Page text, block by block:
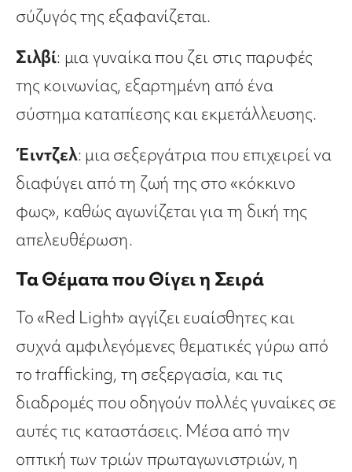
σύζυγός της εξαφανίζεται.
Σιλβί: μια γυναίκα που ζει στις παρυφές
της κοινωνίας, εξαρτημένη από ένα
σύστημα καταπίεσης και εκμετάλλευσης.
Έιντζελ: μια σεξεργάτρια που επιχειρεί να
διαφύγει από τη ζωή της στο «κόκκινο
φως», καθώς αγωνίζεται για τη δική της
απελευθέρωση.
Τα Θέματα που Θίγει η Σειρά
Το «Red Light» αγγίζει ευαίσθητες και
συχνά αμφιλεγόμενες θεματικές γύρω από
το trafficking, τη σεξεργασία, και τις
διαδρομές που οδηγούν πολλές γυναίκες σε
αυτές τις καταστάσεις. Μέσα από την
οπτική των τριών πρωταγωνιστριών, η